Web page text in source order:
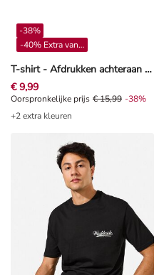
T-shirt - Afdrukken achteraan - Donkergrijs
-38%
-40% Extra vanaf 4**
€ 9,99
Oorspronkelijke prijs € 15,99,
Oorspronkelijke prijs € 15,99 -38%
+2 extra kleuren